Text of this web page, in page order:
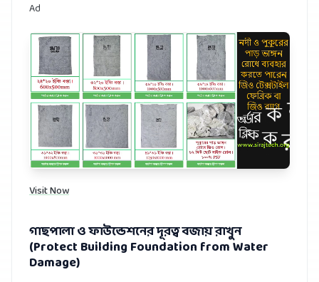
Ad
Visit Now
গাছপালা ও ফাউন্ডেশনের দূরত্ব বজায় রাখুন
(Protect Building Foundation from Water
Damage)